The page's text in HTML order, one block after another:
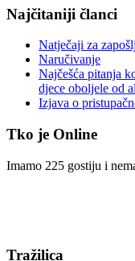
Najčitaniji članci
Natječaji za
Naručivanje
Najčešća pitanja
djece oboljele od
Izjava o
Tko je Online
Imamo 225 gostiju i
Tražilica